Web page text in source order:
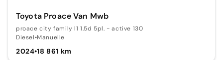
Toyota Proace Van Mwb
proace city family l1 1.5d 5pl. - active 130
Diesel•Manuelle
2024•18 861 km